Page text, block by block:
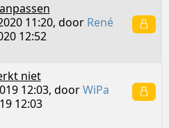
11:20, door René
12:52
niet
12:03, doorWiPa
12:03